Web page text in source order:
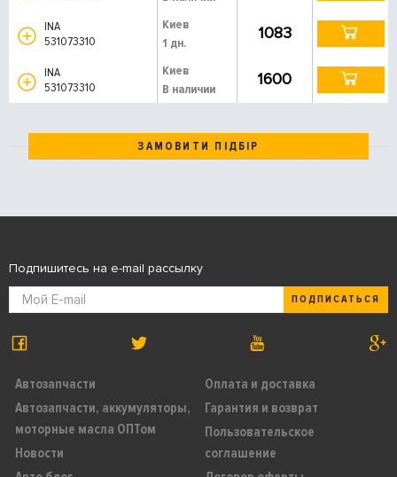
INA
531073310
Киев
1 дн.
1083
INA
531073310
Киев
В наличии
1600
ЗАМОВИТИ ПІДБІР
Автозапчасти
Автозапчасти, аккумуляторы,
моторные масла ОПТом
Новости
Оплата и доставка
Гарантия и возврат
Пользовательское
соглашение
Подпишитесь на e-mail рассылку
ПОДПИСАТЬСЯ